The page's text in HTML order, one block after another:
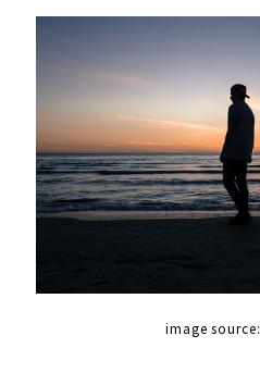
image source: